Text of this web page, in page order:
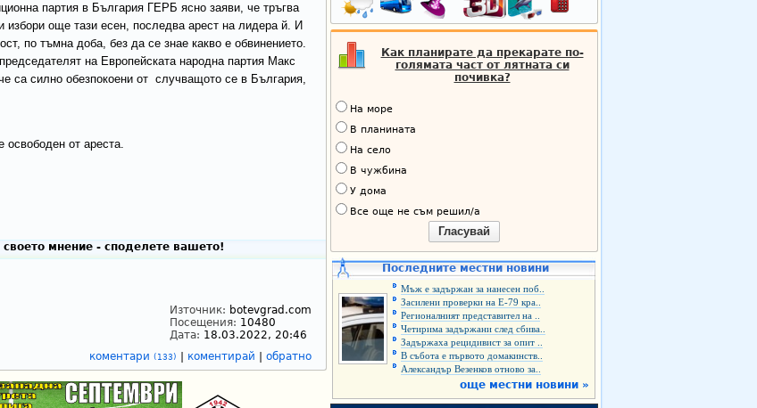
партия в България ГЕРБ ясно заяви, че тръгва
избори още тази есен, последва арест на лидера й. И
по тъмна доба, без да се знае какво е обвинението.
на Европейската народна партия Макс
са силно обезпокоени от случващото се в България,
освободен от ареста.
своето мнение - споделете вашето!
Източник: botevgrad.com
Посещения: 10480
Дата: 18.03.2022, 20:46
коментари (133) коментирай обратно
Как планирате да прекарате по-
голямата част от лятната си
почивка?
На море
В планината
На село
В чужбина
У дома
Все още не съм решил/а
Гласувай
Последните местни новини
Мъж е задържан за нанесен поб..
Засилени проверки на Е-79 кра..
Регионалният представител на ..
Четирима задържани след сбива..
Задържаха рецидивист за опит ..
В събота е първото домакинств..
Александър Везенков отново за..
още местни новини »